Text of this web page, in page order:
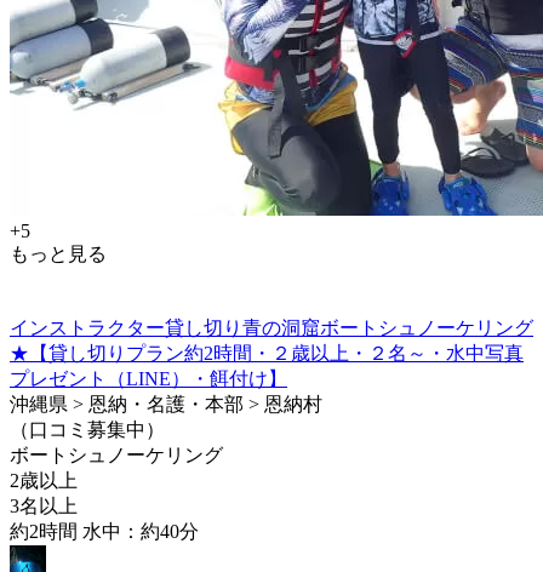
+5
もっと見る
インストラクター貸し切り青の洞窟ボートシュノーケリング
★【貸し切りプラン約2時間・２歳以上・２名～・水中写真
プレゼント（LINE）・餌付け】
沖縄県 > 恩納・名護・本部 > 恩納村
（口コミ募集中）
ボートシュノーケリング
2歳以上
3名以上
約2時間 水中：約40分